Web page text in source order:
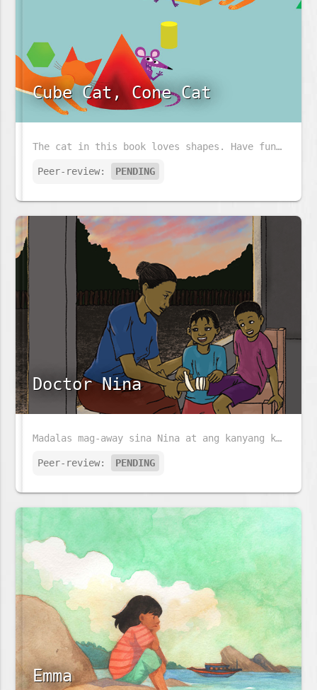
Cube Cat, Cone Cat
The cat in this book loves shapes. Have fun following the cat and his little friend and look at all the shapes that they see.
Peer-review: PENDING
Doctor Nina
Madalas mag-away sina Nina at ang kanyang kapatid na si José. Ngunit kapag nasasaktan si José, alam na alam ni Nina ang gagawin.
Peer-review: PENDING
Emma